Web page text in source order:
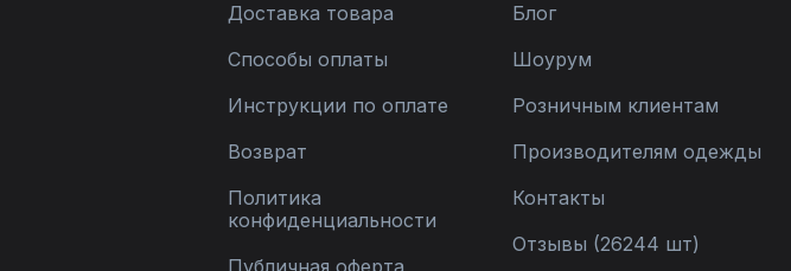
Доставка товара
Способы оплаты
Инструкции по оплате
Возврат
Политика
конфиденциальности
Публичная оферта
Блог
Шоурум
Розничным клиентам
Производителям одежды
Контакты
Отзывы (26244 шт)